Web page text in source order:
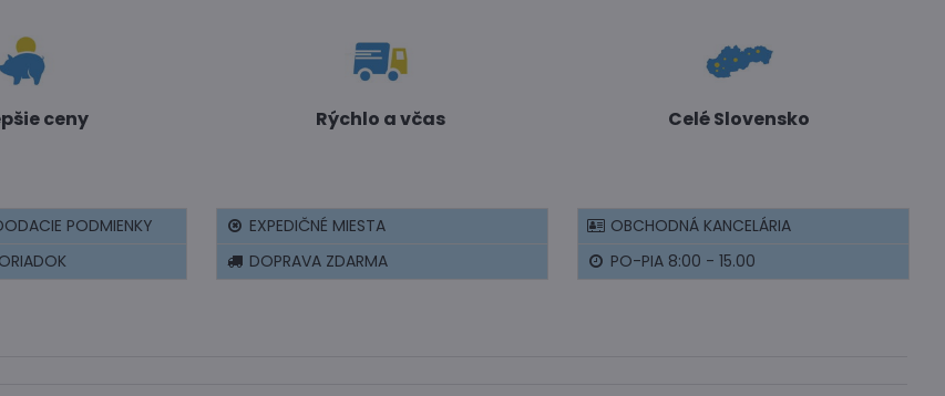
ceny Rýchlo a včas Celé Slovensko
PODMIENKY
EXPEDIČNÉ MIESTA
DOPRAVA ZDARMA
OBCHODNÁ KANCELÁRIA
PO-PIA 8:00 - 15.00